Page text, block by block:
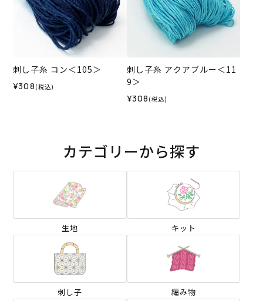
刺し子糸 コン＜105＞
¥308 (税込)
刺し子糸 アクアブルー＜11
9＞
¥308 (税込)
カテゴリーから探す
生地 キット
刺し子 編み物